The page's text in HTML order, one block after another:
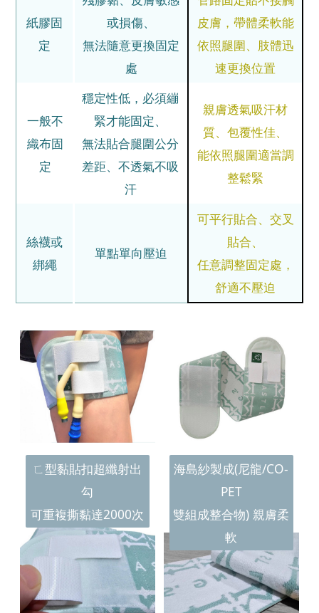
紙膠固
定
或損傷、
無法隨意更換固定
處
皮膚，帶體柔軟能
依照腿圍、肢體迅
速更換位置
一般不
織布固
定
穩定性低，必須繃
緊才能固定、
無法貼合腿圍公分
差距、不透氣不吸
汗
親膚透氣吸汗材
質、包覆性佳、
能依照腿圍適當調
整鬆緊
絲襪或
綁繩
單點單向壓迫
可平行貼合、交叉
貼合、
任意調整固定處，
舒適不壓迫
ㄈ型黏貼扣超纖射出
勾
可重複撕黏達2000次
海島紗製成(尼龍/CO-
PET
雙組成整合物) 親膚柔
軟